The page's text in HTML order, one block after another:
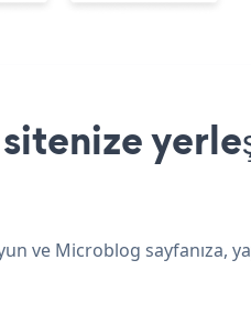
ve Microblog sayfanıza,